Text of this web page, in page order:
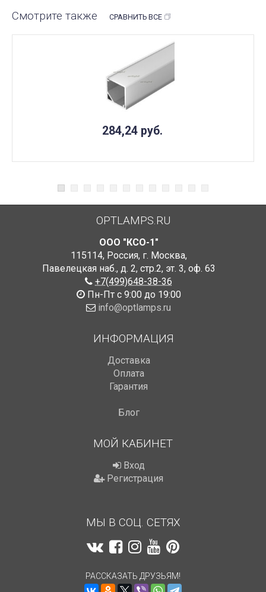
Смотрите также СРАВНИТЬ ВСЕ
284,24 руб.
OPTLAMPS.RU
ООО "КСО-1"
115114, Россия, г. Москва,
Павелецкая наб., д. 2, стр.2, эт. 3, оф. 63
+7(499)648-38-36
Пн-Пт с 9:00 до 19:00
info@optlamps.ru
ИНФОРМАЦИЯ
Доставка
Оплата
Гарантия
Блог
МОЙ КАБИНЕТ
Вход
Регистрация
МЫ В СОЦ. СЕТЯХ
РАССКАЗАТЬ ДРУЗЬЯМ!